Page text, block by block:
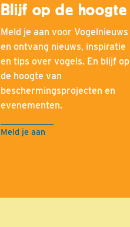
Blijf op de hoogte
Meld je aan voor Vogelnieuws
en ontvang nieuws, inspiratie
en tips over vogels. En blijf op
de hoogte van
beschermingsprojecten en
evenementen.
Meld je aan